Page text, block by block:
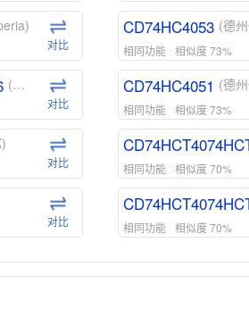
对比
(安世-Nexperia)
对比
对比
对比
对比
CD74HC4053 (德
相同功能 相似度 73%
CD74HC4051 (德
相同功能 相似度 73%
相同功能 相似度 70%
相同功能 相似度 70%